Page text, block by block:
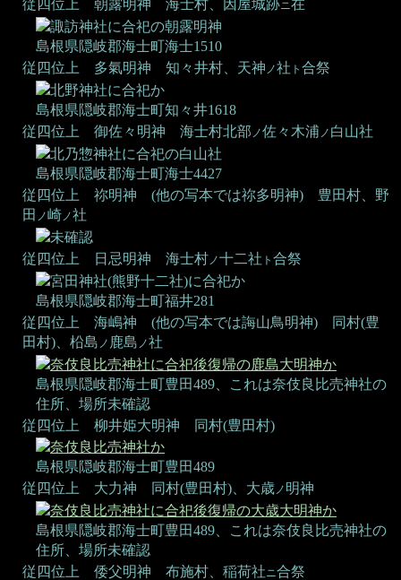
従四位上 朝露明神 海士村、因屋城跡ニ在
諏訪神社に合祀の朝露明神
島根県隠岐郡海士町海士1510
従四位上 多氣明神
知々井村、天神 ノ社 ト 合祭
北野神社に合祀か
島根県隠岐郡海士町知々井1618
従四位上 御佐々明神
海士村北部 ノ佐々木浦 ノ 白山社
北乃惣神社に合祀の白山社
島根県隠岐郡海士町海士4427
従四位上 祢明神 (他の写本では祢多明神)
豊田村、野
田 ノ崎 ノ社
未確認
従四位上 日忌明神
海士村 ノ十二社 ト 合祭
宮田神社(熊野十二社)に合祀か
島根県隠岐郡海士町福井281
従四位上 海嶋神 (他の写本では誨山鳥明神)
同村(豊
田村)、柗島 ノ 鹿島 ノ社
奈伎良比売神社に合祀後復帰の鹿島大明神か
島根県隠岐郡海士町豊田489、これは奈伎良比売神社の
住所、場所未確認
従四位上 柳井姫大明神
同村(豊田村)
奈伎良比売神社か
島根県隠岐郡海士町豊田489
従四位上 大力神
同村(豊田村)、大歳 ノ 明神
奈伎良比売神社に合祀後復帰の大歳大明神か
島根県隠岐郡海士町豊田489、これは奈伎良比売神社の
住所、場所未確認
従四位上 倭父明神
布施村、稲荷社 ニ合祭